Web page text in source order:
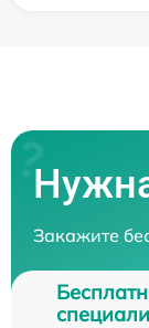
Закажите